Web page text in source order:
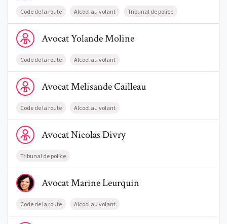
Code de la route Alcool au volant Tribunal de police
Voir le profil de AvocatYolande Moline
AvocatYolandeMoline
Code de la route Alcool au volant
Voir le profil de AvocatMelisande Cailleau
AvocatMelisandeCailleau
Code de la route Alcool au volant
Voir le profil de AvocatNicolas Divry
AvocatNicolasDivry
Tribunal de police
Voir le profil de AvocatMarine Leurquin
AvocatMarineLeurquin
Code de la route Alcool au volant
Voir le profil de AvocatBenjamin Dethier